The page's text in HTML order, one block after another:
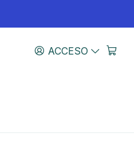
ACCESO